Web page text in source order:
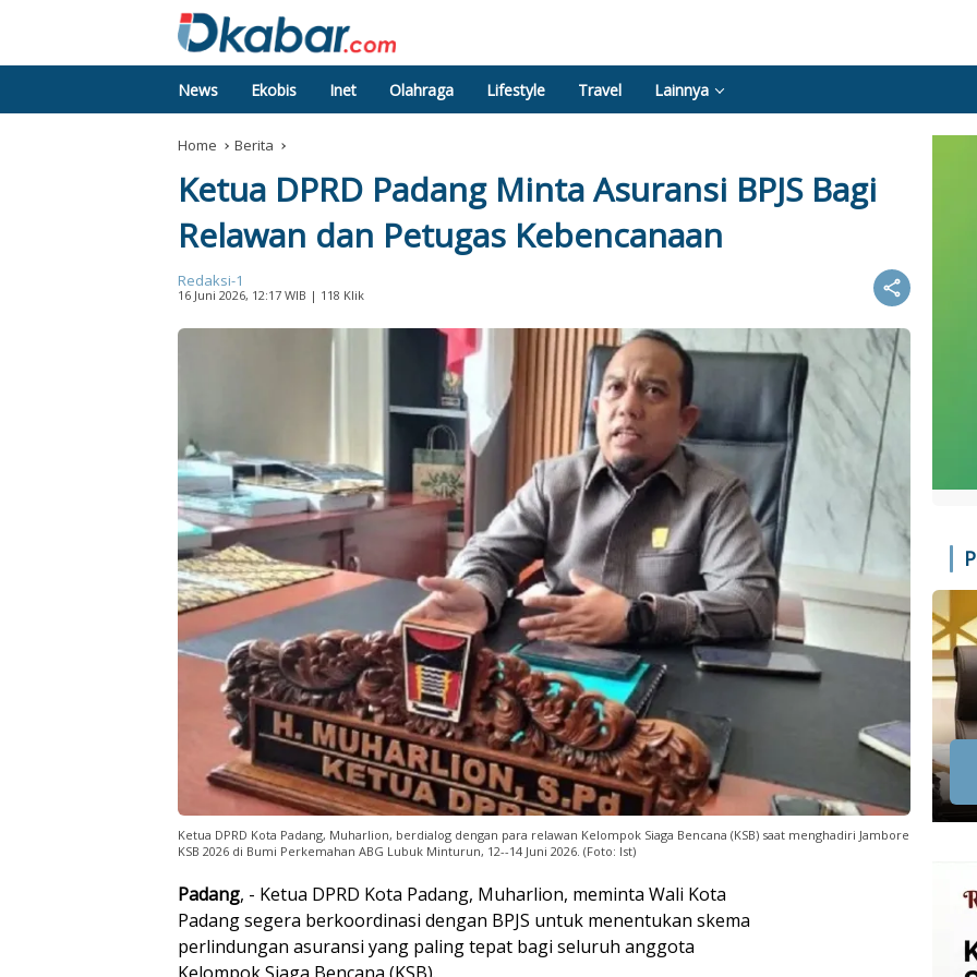
News Ekobis Inet Olahraga Lifestyle Travel Lainnya
Home Berita
Ketua DPRD Padang Minta Asuransi BPJS Bagi
Relawan dan Petugas Kebencanaan
Redaksi-1
16 Juni 2026, 12:17 WIB | 118 Klik
Ketua DPRD Kota Padang, Muharlion, berdialog dengan para relawan Kelompok Siaga Bencana (KSB) saat menghadiri Jambore
KSB 2026 di Bumi Perkemahan ABG Lubuk Minturun, 12--14 Juni 2026. (Foto: Ist)
Padang, - Ketua DPRD Kota Padang, Muharlion, meminta Wali Kota
Padang segera berkoordinasi dengan BPJS untuk menentukan skema
perlindungan asuransi yang paling tepat bagi seluruh anggota
Kelompok Siaga Bencana (KSB).